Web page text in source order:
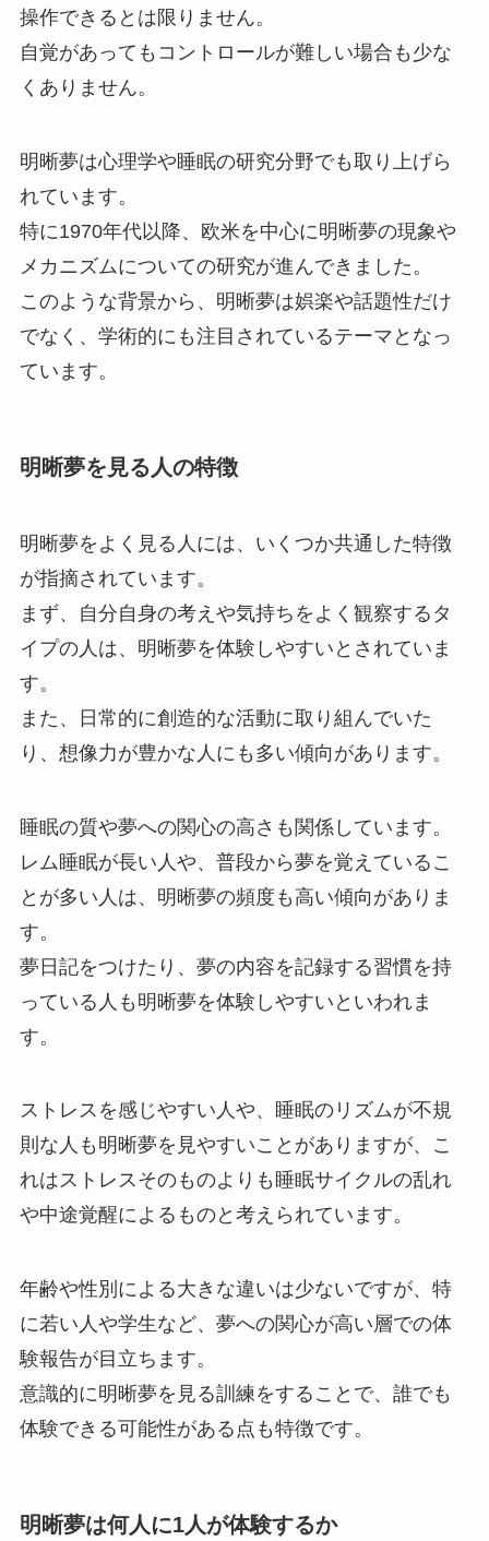
操作できるとは限りません。
自覚があってもコントロールが難しい場合も少な
くありません。
明晰夢は心理学や睡眠の研究分野でも取り上げら
れています。
特に1970年代以降、欧米を中心に明晰夢の現象や
メカニズムについての研究が進んできました。
このような背景から、明晰夢は娯楽や話題性だけ
でなく、学術的にも注目されているテーマとなっ
ています。
明晰夢を見る人の特徴
明晰夢をよく見る人には、いくつか共通した特徴
が指摘されています。
まず、自分自身の考えや気持ちをよく観察するタ
イプの人は、明晰夢を体験しやすいとされていま
す。
また、日常的に創造的な活動に取り組んでいた
り、想像力が豊かな人にも多い傾向があります。
睡眠の質や夢への関心の高さも関係しています。
レム睡眠が長い人や、普段から夢を覚えているこ
とが多い人は、明晰夢の頻度も高い傾向がありま
す。
夢日記をつけたり、夢の内容を記録する習慣を持
っている人も明晰夢を体験しやすいといわれま
す。
ストレスを感じやすい人や、睡眠のリズムが不規
則な人も明晰夢を見やすいことがありますが、こ
れはストレスそのものよりも睡眠サイクルの乱れ
や中途覚醒によるものと考えられています。
年齢や性別による大きな違いは少ないですが、特
に若い人や学生など、夢への関心が高い層での体
験報告が目立ちます。
意識的に明晰夢を見る訓練をすることで、誰でも
体験できる可能性がある点も特徴です。
明晰夢は何人に1人が体験するか